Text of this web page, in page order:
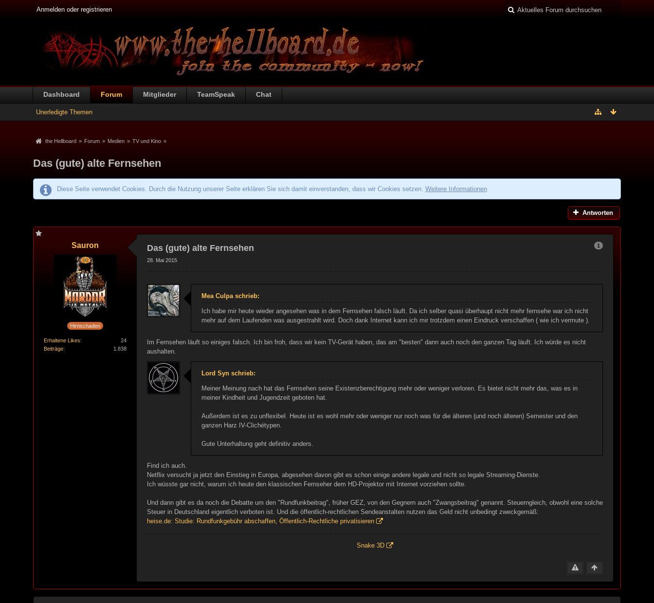
Anmelden oder registrieren
Dashboard Forum Mitglieder TeamSpeak Chat
Unerledigte Themen
the Hellboard » Forum » Medien » TV und Kino »
Das (gute) alte Fernsehen
Diese Seite verwendet Cookies. Durch die Nutzung unserer Seite erklären Sie sich damit einverstanden, dass wir Cookies setzen. Weitere Informationen
Antworten
Sauron
Hirnschaden
Erhaltene Likes
24
Beiträge
1.838
1
Das (gute) alte Fernsehen
28. Mai 2015
Mea Culpa schrieb:
Ich habe mir heute wieder angesehen was in dem Fernsehen falsch läuft. Da ich selber quasi überhaupt nicht mehr fernsehe war ich nicht
mehr auf dem Laufenden was ausgestrahlt wird. Doch dank Internet kann ich mir trotzdem einen Eindruck verschaffen ( wie ich vermute ).
Im Fernsehen läuft so einiges falsch. Ich bin froh, dass wir kein TV-Gerät haben, das am "besten" dann auch noch den ganzen Tag läuft. Ich würde es nicht
aushalten.
Lord Syn schrieb:
Meiner Meinung nach hat das Fernsehen seine Existenzberechtigung mehr oder weniger verloren. Es bietet nicht mehr das, was es in
meiner Kindheit und Jugendzeit geboten hat.
Außerdem ist es zu unflexibel. Heute ist es wohl mehr oder weniger nur noch was für die älteren (und noch älteren) Semester und den
ganzen Harz IV-Clichétypen.
Gute Unterhaltung geht definitiv anders.
Find ich auch.
Netflix versucht ja jetzt den Einstieg in Europa, abgesehen davon gibt es schon einige andere legale und nicht so legale Streaming-Dienste.
Ich wüsste gar nicht, warum ich heute den klassischen Fernseher dem HD-Projektor mit Internet vorziehen sollte.
Und dann gibt es da noch die Debatte um den "Rundfunkbeitrag", früher GEZ, von den Gegnern auch "Zwangsbeitrag" genannt. Steuerngleich, obwohl eine solche
Steuer in Deutschland eigentlich verboten ist. Und die öffentlich-rechtlichen Sendeanstalten nutzen das Geld nicht unbedingt zweckgemäß:
heise.de: Studie: Rundfunkgebühr abschaffen, Öffentlich-Rechtliche privatisieren
Snake 3D